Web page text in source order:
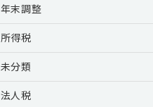
年末調整
所得税
未分類
法人税